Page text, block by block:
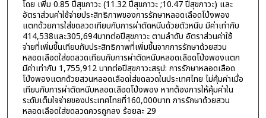
โดย เพิ่ม 0.85 ปีสุขภาวะ (11.32 ปีสุขภาวะ ;10.47 ปีสุขภาวะ) และ
อัตราส่วนค่าใช้จ่ายประสิทธิภาพของการรักษาหลอดเลือดโป่งพอง
แตกด้วยการใส่ขดลวดเทียบกับการผ่าตัดหนีบด้วยตัวหนีบ มีค่าเท่ากับ
414,538และ305,694บาทต่อปีสุขภาวะ ตามลำดับ อัตราส่วนค่าใช้
จ่ายที่เพิ่มขึ้นเทียบกับประสิทธิภาพที่เพิ่มขึ้นจากการรักษาด้วยสวน
หลอดเลือดใส่ขดลวดเทียบกับการผ่าตัดหนีบหลอดเลือดโป่งพองแตก
มีค่าเท่ากับ 1,755,912 บาทต่อปีสุขภาวะสรุป: การรักษาหลอดเลือด
โป่งพองแตกด้วยสวนหลอดเลือดใส่ขดลวดในประเทศไทย ไม่คุ้มค่าเมื่อ
เทียบกับการผ่าตัดหนีบหลอดเลือดโป่งพอง หากต้องการให้คุ้มค่าใน
ระดับเต็มใจจ่ายของประเทศไทยที่160,000บาท การรักษาด้วยสวน
หลอดเลือดใส่ขดลวดควรถูกลง ร้อยละ 29